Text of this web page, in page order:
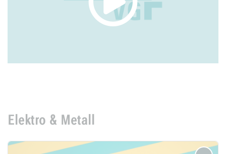
Elektro & Metall